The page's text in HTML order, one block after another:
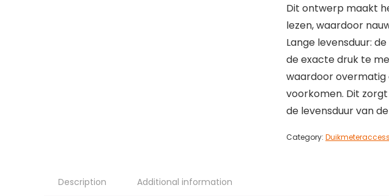
Dit ontwerp maakt
lezen, waardoor
Lange levensduur:
de exacte druk te
waardoor
voorkomen. Dit
de levensduur van
Category:
Description Additional information